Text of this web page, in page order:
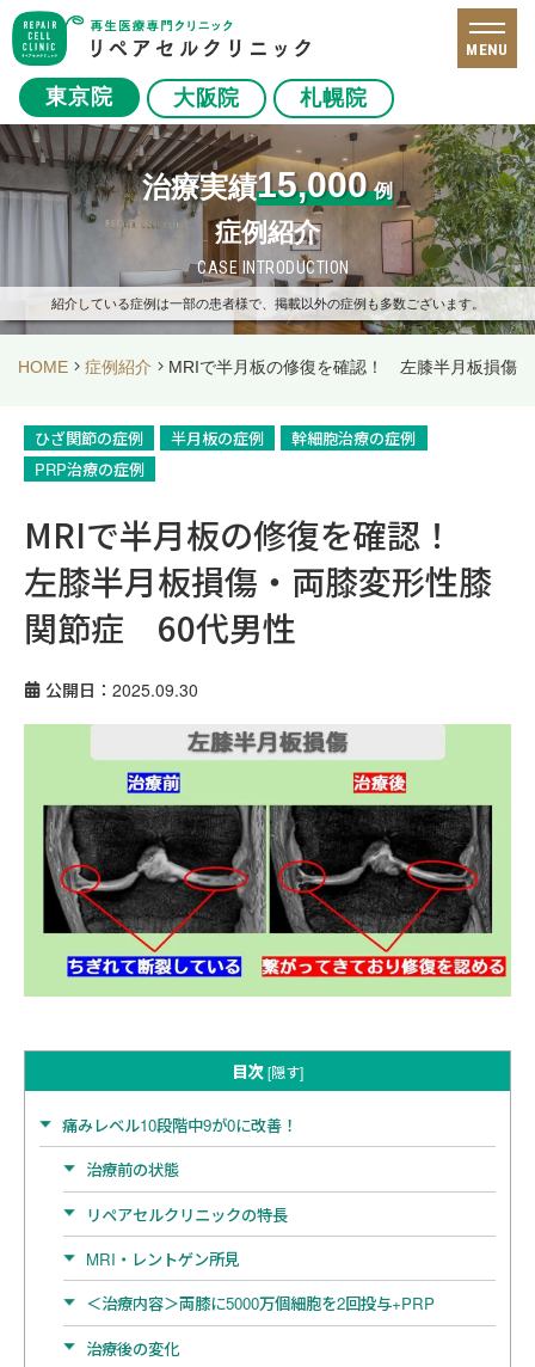
東京院 大阪院 札幌院
MENU
治療実績15,000 例
症例紹介
CASE INTRODUCTION
紹介している症例は一部の患者様で、掲載以外の症例も多数ございます。
HOME 症例紹介 MRIで半月板の修復を確認！ 左膝半月板損傷
ひざ関節の症例 半月板の症例
幹細胞治療の症例
PRP治療の症例
MRIで半月板の修復を確認！
左膝半月板損傷・両膝変形性膝
関節症 60代男性
公開日：2025.09.30
目次 [隠す]
痛みレベル10段階中9が0に改善！
治療前の状態
リペアセルクリニックの特長
MRI・レントゲン所見
＜治療内容＞両膝に5000万個細胞を2回投与+PRP
治療後の変化